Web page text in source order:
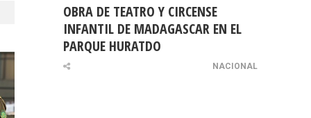
OBRA DE TEATRO Y CIRCENSE
INFANTIL DE MADAGASCAR EN EL
PARQUE HURATDO
NACIONAL